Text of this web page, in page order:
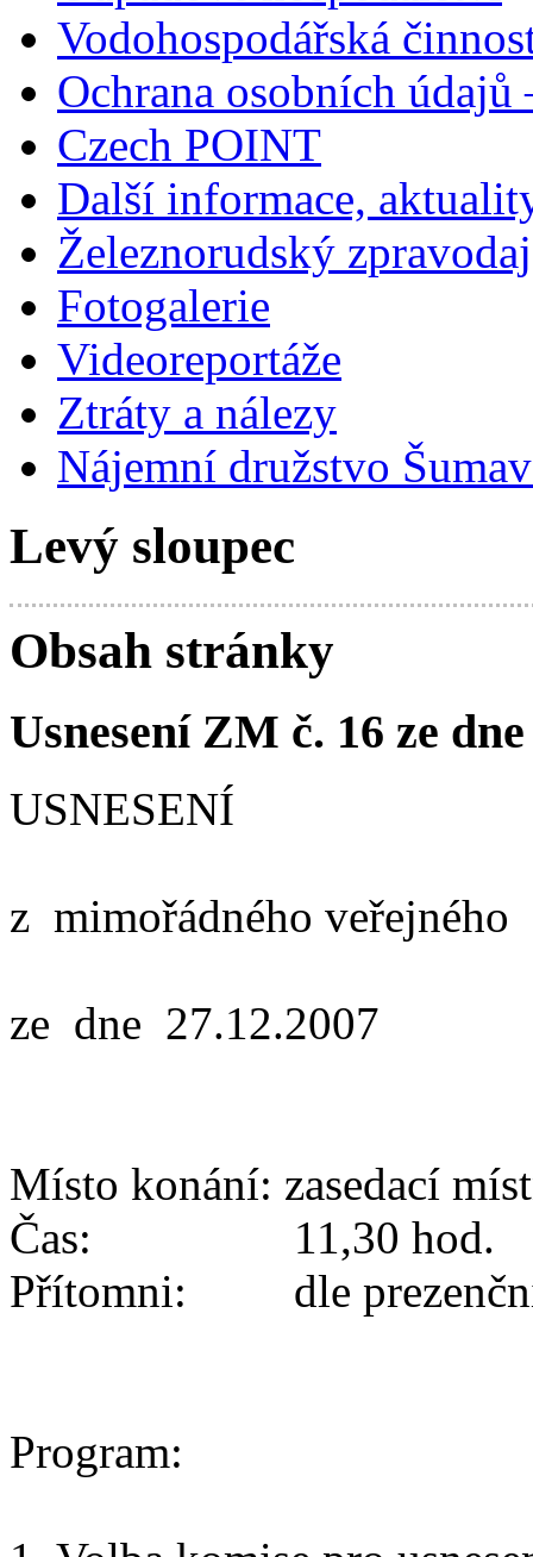
Vodohospodářská
Ochrana osobních údajů
Czech POINT
Další informace,
Železnorudský zpravodaj
Fotogalerie
Videoreportáže
Ztráty a nálezy
Nájemní družstvo
Levý sloupec
Obsah stránky
Usnesení ZM č. 16 ze
USNESENÍ
z mimořádného veřejného
ze dne 27.12.2007
Místo konání: zasedací
Čas: 11,30 hod.
Přítomni: dle
Program: